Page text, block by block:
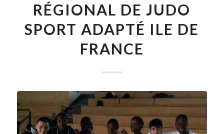
RÉGIONAL DE JUDO
SPORT ADAPTÉ ILE DE
FRANCE